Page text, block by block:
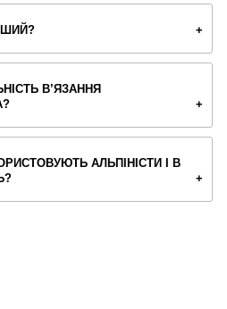
В’ЯЗАННЯ
АЛЬПІНІСТИ І В